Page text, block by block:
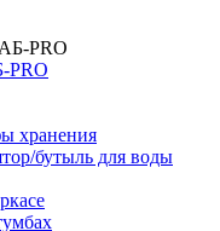
PRO
хранения
бутыль для воды